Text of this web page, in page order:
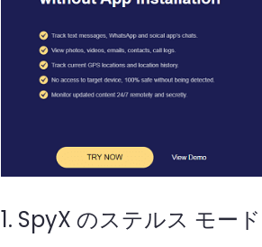
1. SpyX のステルス モード